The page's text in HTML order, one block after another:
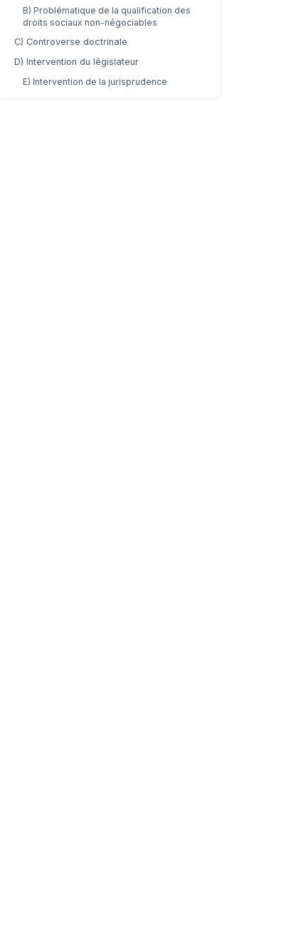
B) Problématique de la qualification des
droits sociaux non-négociables
C) Controverse doctrinale
D) Intervention du législateur
E) Intervention de la jurisprudence